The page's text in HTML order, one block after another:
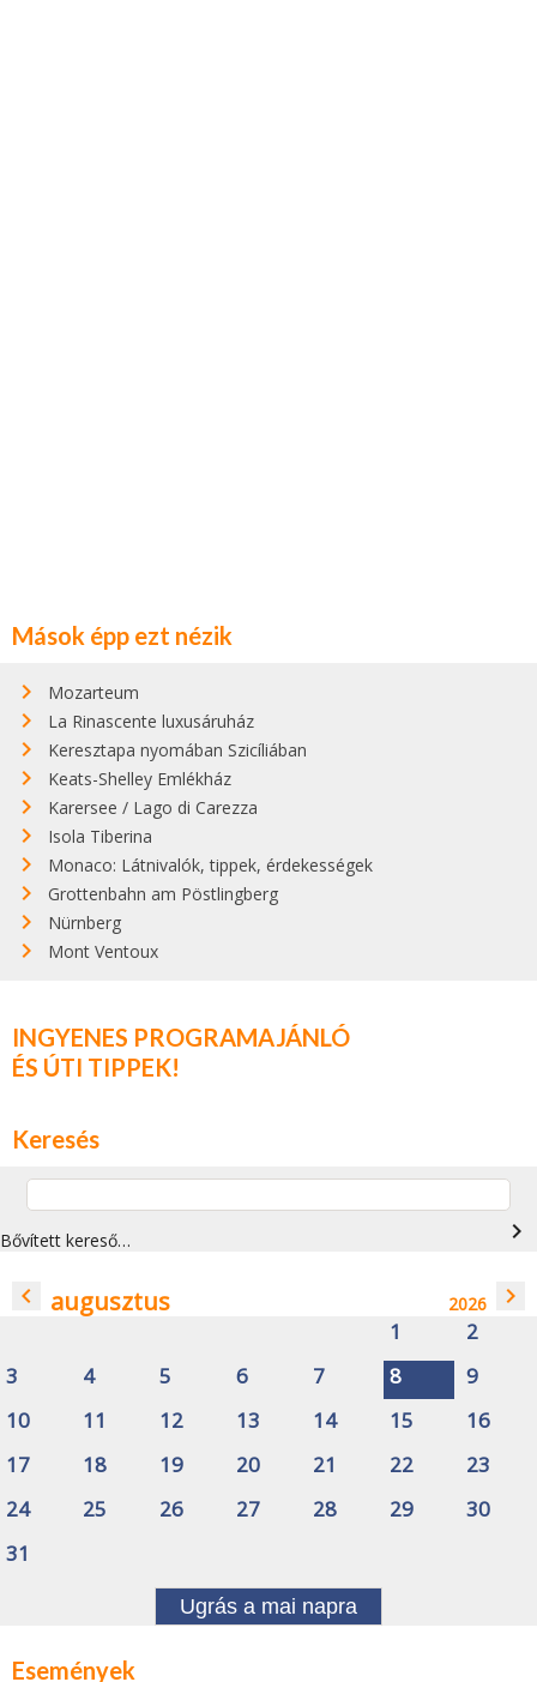
Mások épp ezt nézik
Mozarteum
La Rinascente luxusáruház
Keresztapa nyomában Szicíliában
Keats-Shelley Emlékház
Karersee / Lago di Carezza
Isola Tiberina
Monaco: Látnivalók, tippek, érdekességek
Grottenbahn am Pöstlingberg
Nürnberg
Mont Ventoux
INGYENES PROGRAMAJÁNLÓ
ÉS ÚTI TIPPEK!
Keresés
Bővített kereső… navigate_next
navigate_before augusztus 2026 navigate_next
1
2
3
4 5 6 7 8
9
10
11 12 13 14 15
16
17
18 19 20 21 22
23
24
25 26 27 28 29
30
31
Ugrás a mai napra
Események